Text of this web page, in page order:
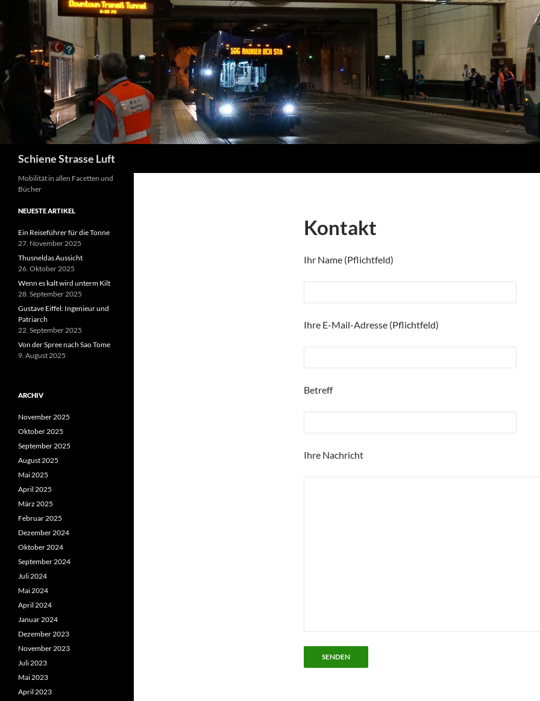
Inhalt
Schiene Strasse Luft
Kontakt
Ihr Name (Pflichtfeld)
Ihre E-Mail-Adresse (Pflichtfeld)
Betreff
Ihre Nachricht
Mobilität in allen Facetten und
Bücher
NEUESTE ARTIKEL
Ein Reiseführer für die Tonne
27. November 2025
Thusneldas Aussicht
26. Oktober 2025
Wenn es kalt wird unterm Kilt
28. September 2025
Gustave Eiffel: Ingenieur und
Patriarch
22. September 2025
Von der Spree nach Sao Tome
9. August 2025
ARCHIV
November 2025
Oktober 2025
September 2025
August 2025
Mai 2025
April 2025
März 2025
Februar 2025
Dezember 2024
Oktober 2024
September 2024
Juli 2024
Mai 2024
April 2024
Januar 2024
Dezember 2023
November 2023
Juli 2023
Mai 2023
April 2023